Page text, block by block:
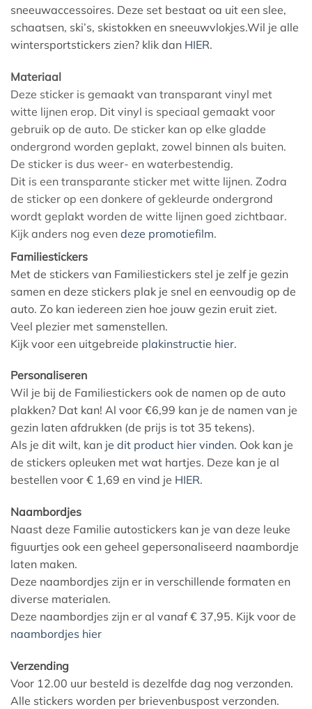
sneeuwaccessoires. Deze set bestaat oa uit een slee,
schaatsen, ski’s, skistokken en sneeuwvlokjes.Wil je alle
wintersportstickers zien? klik dan HIER.
Materiaal
Deze sticker is gemaakt van transparant vinyl met
witte lijnen erop. Dit vinyl is speciaal gemaakt voor
gebruik op de auto. De sticker kan op elke gladde
ondergrond worden geplakt, zowel binnen als buiten.
De sticker is dus weer- en waterbestendig.
Dit is een transparante sticker met witte lijnen. Zodra
de sticker op een donkere of gekleurde ondergrond
wordt geplakt worden de witte lijnen goed zichtbaar.
Kijk anders nog even deze promotiefilm.
Familiestickers
Met de stickers van Familiestickers stel je zelf je gezin
samen en deze stickers plak je snel en eenvoudig op de
auto. Zo kan iedereen zien hoe jouw gezin eruit ziet.
Veel plezier met samenstellen.
Kijk voor een uitgebreide plakinstructie hier.
Personaliseren
Wil je bij de Familiestickers ook de namen op de auto
plakken? Dat kan! Al voor €6,99 kan je de namen van je
gezin laten afdrukken (de prijs is tot 35 tekens).
Als je dit wilt, kan je dit product hier vinden. Ook kan je
de stickers opleuken met wat hartjes. Deze kan je al
bestellen voor € 1,69 en vind je HIER.
Naambordjes
Naast deze Familie autostickers kan je van deze leuke
figuurtjes ook een geheel gepersonaliseerd naambordje
laten maken.
Deze naambordjes zijn er in verschillende formaten en
diverse materialen.
Deze naambordjes zijn er al vanaf € 37,95. Kijk voor de
naambordjes hier
Verzending
Voor 12.00 uur besteld is dezelfde dag nog verzonden.
Alle stickers worden per brievenbuspost verzonden.